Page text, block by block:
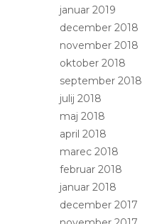
januar 2019
december 2018
november 2018
oktober 2018
september 2018
julij 2018
maj 2018
april 2018
marec 2018
februar 2018
januar 2018
december 2017